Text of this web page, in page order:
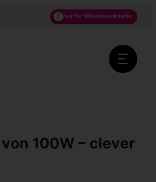
Nur für Wiederverkäufer
100W – clever